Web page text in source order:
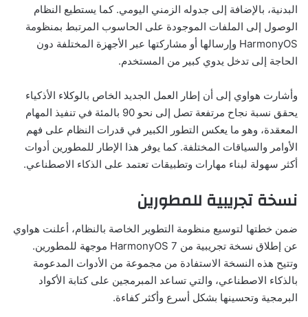
البدنية، بالإضافة إلى جدوله الزمني اليومي. كما يستطيع النظام
الوصول إلى الملفات الموجودة على الحاسوب المرتبط بمنظومة
HarmonyOS وإرسالها أو مشاركتها عبر الأجهزة المختلفة دون
الحاجة إلى تدخل يدوي كبير من المستخدم.
وأشارت هواوي إلى أن إطار العمل الجديد الخاص بالوكلاء الأذكياء
يحقق نسبة نجاح مرتفعة تصل إلى نحو 90 بالمئة في تنفيذ المهام
المعقدة، وهو ما يعكس التطور الكبير في قدرات النظام على فهم
الأوامر والسياقات المختلفة. كما يوفر هذا الإطار للمطورين أدوات
أكثر سهولة لبناء مهارات وتطبيقات تعتمد على الذكاء الاصطناعي.
نسخة تجريبية للمطورين
ضمن خطتها لتوسيع منظومة التطوير الخاصة بالنظام، أعلنت هواوي
عن إطلاق نسخة تجريبية من HarmonyOS 7 موجهة للمطورين.
وتتيح هذه النسخة الاستفادة من مجموعة من الأدوات المدعومة
بالذكاء الاصطناعي، والتي تساعد المبرمجين على كتابة الأكواد
البرمجية وتحسينها بشكل أسرع وأكثر كفاءة.